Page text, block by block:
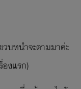
วบทนำจะตามมาค่ะ
งแรก)